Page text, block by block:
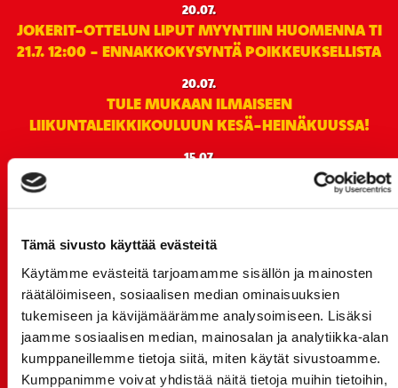
Tämä sivusto käyttää evästeitä
Käytämme evästeitä tarjoamamme sisällön ja mainosten
räätälöimiseen, sosiaalisen median ominaisuuksien
tukemiseen ja kävijämäärämme analysoimiseen. Lisäksi
jaamme sosiaalisen median, mainosalan ja analytiikka-alan
kumppaneillemme tietoja siitä, miten käytät sivustoamme.
Kumppanimme voivat yhdistää näitä tietoja muihin tietoihin,
20.07.
JOKERIT-OTTELUN LIPUT MYYNTIIN HUOMENNA TI
21.7. 12:00 - ENNAKKOKYSYNTÄ POIKKEUKSELLISTA
20.07.
TULE MUKAAN ILMAISEEN
LIIKUNTALEIKKIKOULUUN KESÄ-HEINÄKUUSSA!
15.07.
SPORT-ÄSSÄT JA KOKO JOUKKUEEN MEET&GREET
Rinta-Joupin Autoliike jatkaa Sportin
pääyhteistyökumppanina Superkaudella – jatkoa
monikymmenvuotiselle yhteistyölle
06.07.
Early Bird-lippupaketit nyt myynnissä! - näe
Jokerit-matsi ja useat muut